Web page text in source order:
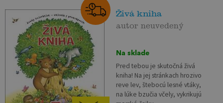
Živá kniha
autor neuvedený
Na sklade
Pred tebou je skutočná živá
kniha! Na jej stránkach hrozivo
reve lev, štebocú lesné vtáky,
na lúke bzučia včely, vykrikujú